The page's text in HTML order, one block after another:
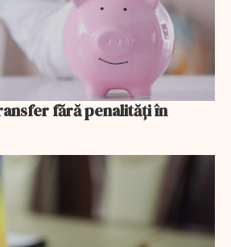
fără penalități în